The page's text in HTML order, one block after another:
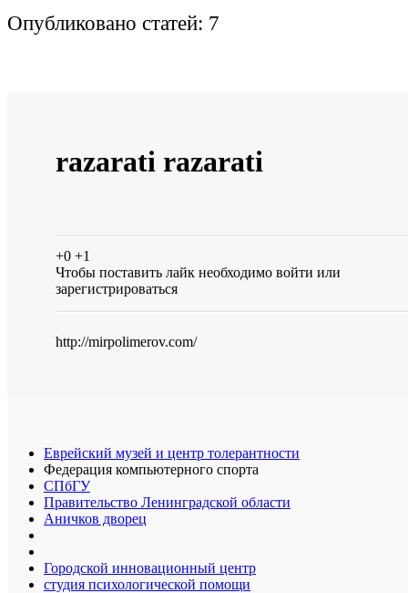
Опубликовано статей: 7
razarati razarati
+0 +1
Чтобы поставить лайк необходимо войти или
зарегистрироваться
http://mirpolimerov.com/
Еврейский музей и центр толерантности
Федерация компьютерного спорта
СПбГУ
Правительство Ленинградской области
Аничков дворец
Городской инновационный центр
студия психологической помощи